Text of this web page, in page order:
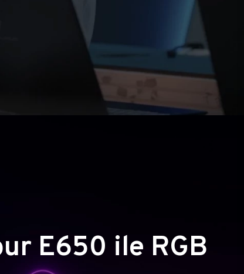
E650 ile RGB